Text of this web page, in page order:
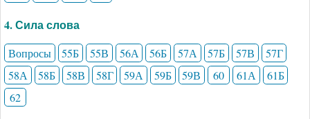
4. Сила слова
Вопросы 55Б 55В 56А 56Б 57А 57Б 57В
57Г
58А
58Б 58В 58Г 59А 59Б 59В 60 61А
61Б
62